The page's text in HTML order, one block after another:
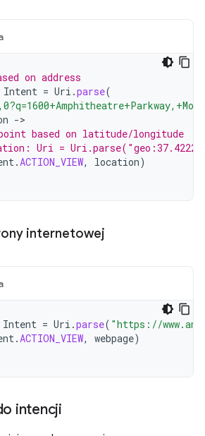
on address
Intent = Uri .parse(
-
based on latitude/longitude
Uri =
.ACTION_VIEW, location)
internetowej
Intent = Uri .parse( "https://
.ACTION_VIEW, webpage)
intencji